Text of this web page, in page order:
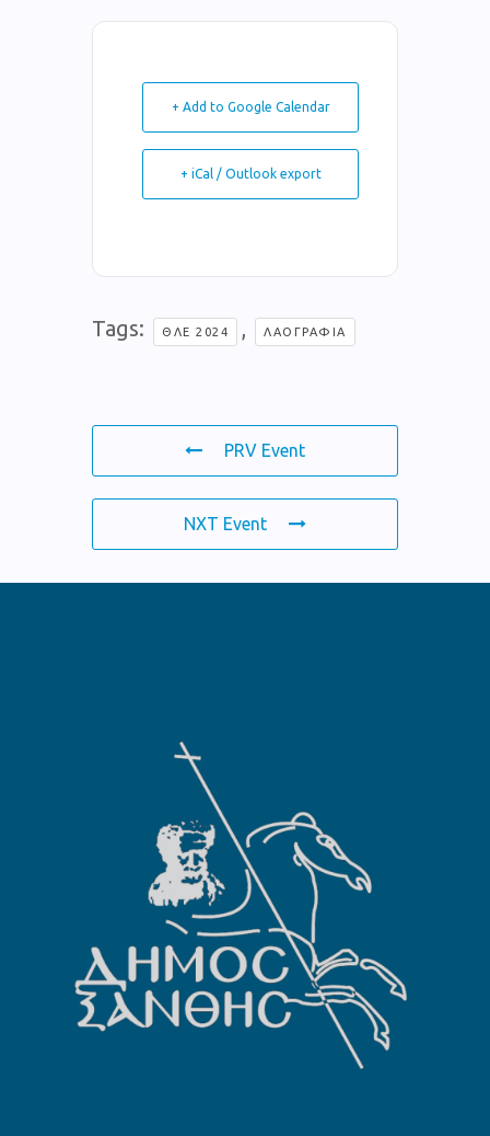
+ Add to Google Calendar
+ iCal / Outlook export
Tags: ΘΛΕ 2024 , ΛΑΟΓΡΑΦΊΑ
PRV Event
NXT Event